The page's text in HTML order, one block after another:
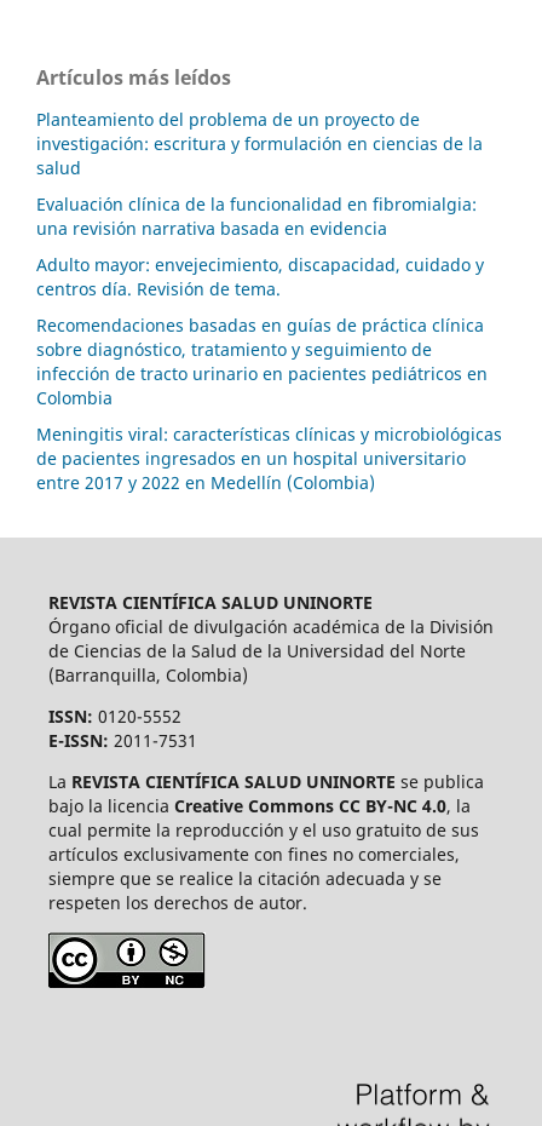
Artículos más leídos
Planteamiento del problema de un proyecto de
investigación: escritura y formulación en ciencias de la
salud
Evaluación clínica de la funcionalidad en fibromialgia:
una revisión narrativa basada en evidencia
Adulto mayor: envejecimiento, discapacidad, cuidado y
centros día. Revisión de tema.
Recomendaciones basadas en guías de práctica clínica
sobre diagnóstico, tratamiento y seguimiento de
infección de tracto urinario en pacientes pediátricos en
Colombia
Meningitis viral: características clínicas y microbiológicas
de pacientes ingresados en un hospital universitario
entre 2017 y 2022 en Medellín (Colombia)
REVISTA CIENTÍFICA SALUD UNINORTE
Órgano oficial de divulgación académica de la División
de Ciencias de la Salud de la Universidad del Norte
(Barranquilla, Colombia)
ISSN: 0120-5552
E-ISSN: 2011-7531
La REVISTA CIENTÍFICA SALUD UNINORTE se publica
bajo la licencia Creative Commons CC BY-NC 4.0, la
cual permite la reproducción y el uso gratuito de sus
artículos exclusivamente con fines no comerciales,
siempre que se realice la citación adecuada y se
respeten los derechos de autor.